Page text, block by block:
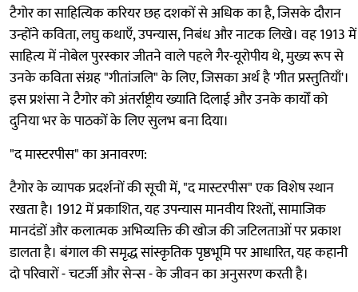
टैगोर का साहित्यिक करियर छह दशकों से अधिक का है, जिसके दौरान
उन्होंने कविता, लघु कथाएँ, उपन्यास, निबंध और नाटक लिखे। वह 1913 में
साहित्य में नोबेल पुरस्कार जीतने वाले पहले गैर-यूरोपीय थे, मुख्य रूप से
उनके कविता संग्रह "गीतांजलि" के लिए, जिसका अर्थ है 'गीत प्रस्तुतियाँ'।
इस प्रशंसा ने टैगोर को अंतर्राष्ट्रीय ख्याति दिलाई और उनके कार्यों को
दुनिया भर के पाठकों के लिए सुलभ बना दिया।
"द मास्टरपीस" का अनावरण:
टैगोर के व्यापक प्रदर्शनों की सूची में, "द मास्टरपीस" एक विशेष स्थान
रखता है। 1912 में प्रकाशित, यह उपन्यास मानवीय रिश्तों, सामाजिक
मानदंडों और कलात्मक अभिव्यक्ति की खोज की जटिलताओं पर प्रकाश
डालता है। बंगाल की समृद्ध सांस्कृतिक पृष्ठभूमि पर आधारित, यह कहानी
दो परिवारों - चटर्जी और सेन्स - के जीवन का अनुसरण करती है।